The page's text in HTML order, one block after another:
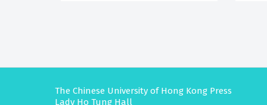
The Chinese University of Hong Kong Press
Lady Ho Tung Hall